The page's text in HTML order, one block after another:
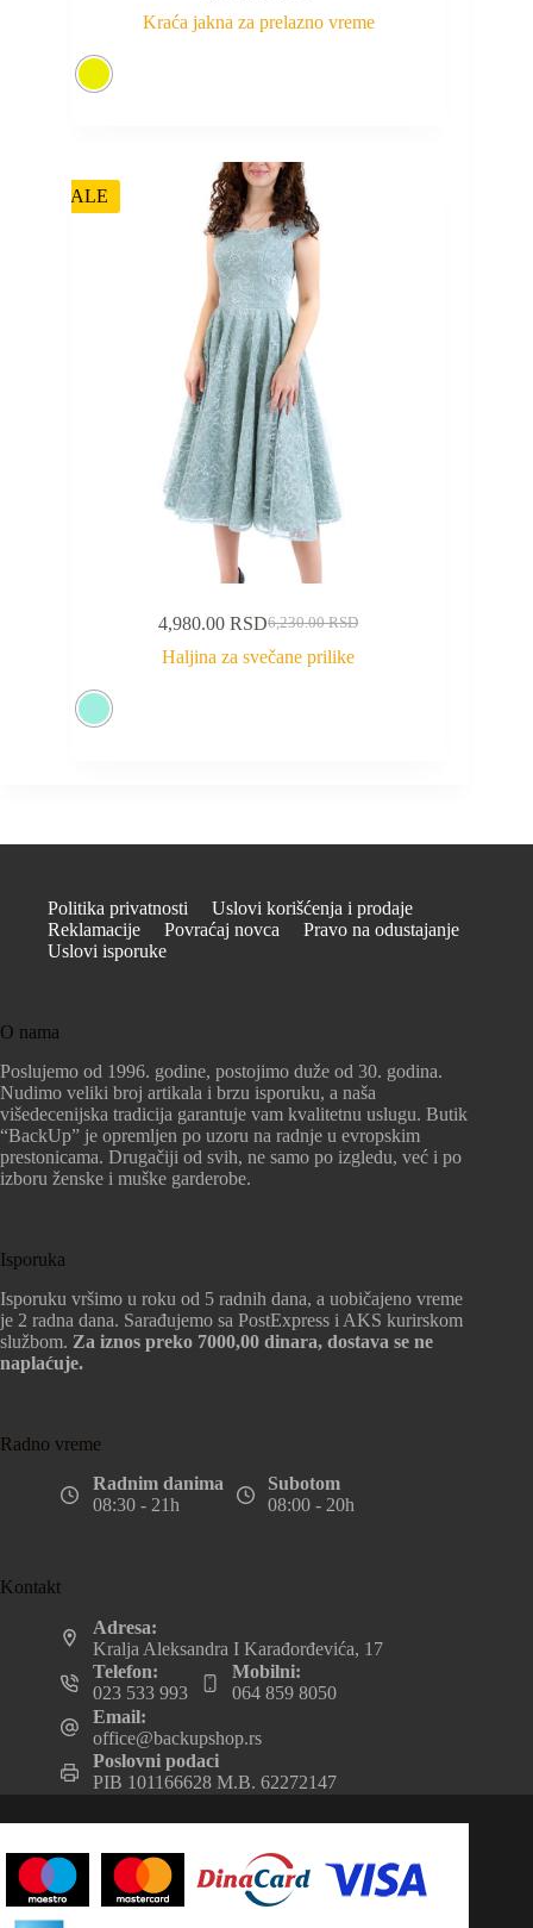
Kraća jakna za prelazno vreme
SALE
6,230.00RSD
4,980.00RSD
Haljina za svečane prilike
Politika privatnosti
Uslovi korišćenja i prodaje
Reklamacije
Povraćaj novca
Pravo na odustajanje
Uslovi isporuke
O nama
Poslujemo od 1996. godine, postojimo duže od 30. godina.
Nudimo veliki broj artikala i brzu isporuku, a naša
višedecenijska tradicija garantuje vam kvalitetnu uslugu. Butik
“BackUp” je opremljen po uzoru na radnje u evropskim
prestonicama. Drugačiji od svih, ne samo po izgledu, već i po
izboru ženske i muške garderobe.
Isporuka
Isporuku vršimo u roku od 5 radnih dana, a uobičajeno vreme
je 2 radna dana. Sarađujemo sa PostExpress i AKS kurirskom
službom. Za iznos preko 7000,00 dinara, dostava se ne
naplaćuje.
Radno vreme
Radnim danima
08:30 - 21h
Subotom
08:00 - 20h
Kontakt
Adresa:
Kralja Aleksandra I Karađorđevića, 17
Telefon:
023 533 993
Mobilni:
064 859 8050
Email:
office@backupshop.rs
Poslovni podaci
PIB 101166628 M.B. 62272147